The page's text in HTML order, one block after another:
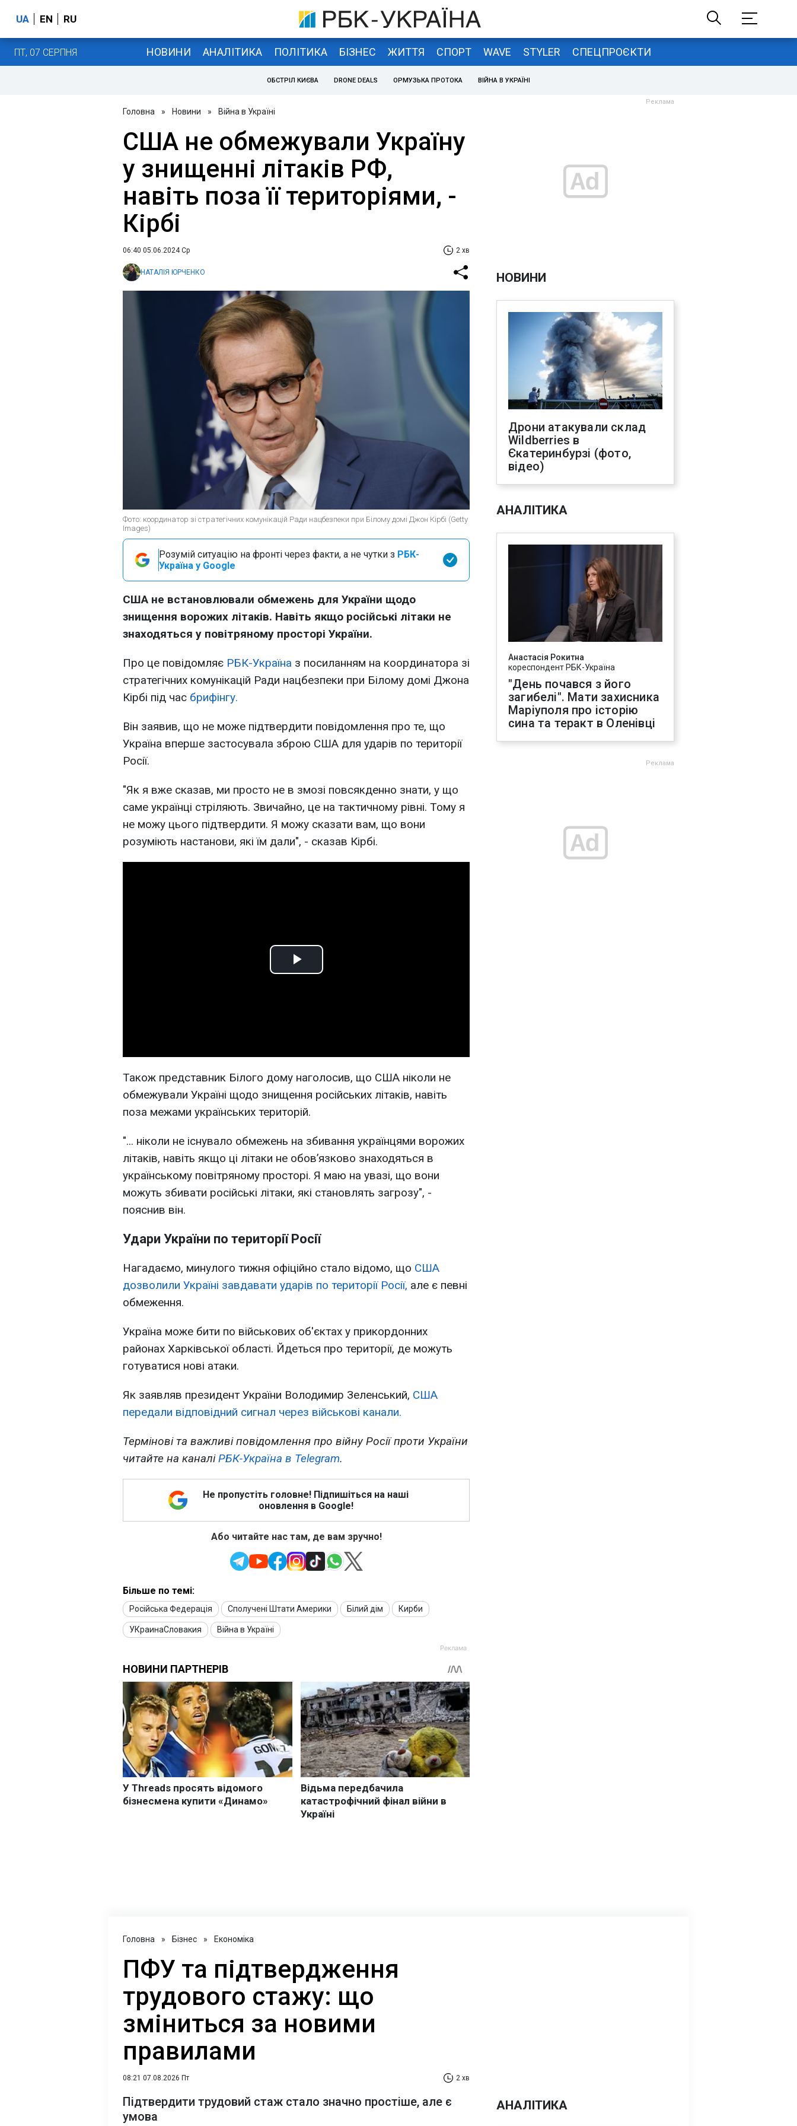
UA EN RU
ПТ, 07 СЕРПНЯ НОВИНИ АНАЛІТИКА ПОЛІТИКА БІЗНЕС ЖИТТЯ СПОРТ WAVE STYLER СПЕЦПРОЄКТИ
ОБСТРІЛ КИЄВА DRONE DEALS ОРМУЗЬКА ПРОТОКА ВІЙНА В УКРАЇНІ
Головна » Новини » Війна в Україні
США не обмежували Україну
у знищенні літаків РФ,
навіть поза її територіями, -
Кірбі
06:40 05.06.2024 Ср 2 хв
НАТАЛІЯ ЮРЧЕНКО
Фото: координатор зі стратегічних комунікацій Ради нацбезпеки при Білому домі Джон Кірбі (Getty
Images)
Розумій ситуацію на фронті через факти, а не чутки з РБК-
Україна у Google
США не встановлювали обмежень для України щодо
знищення ворожих літаків. Навіть якщо російські літаки не
знаходяться у повітряному просторі України.
Про це повідомляє РБК-Україна з посиланням на координатора зі
стратегічних комунікацій Ради нацбезпеки при Білому домі Джона
Кірбі під час брифінгу.
Він заявив, що не може підтвердити повідомлення про те, що
Україна вперше застосувала зброю США для ударів по території
Росії.
"Як я вже сказав, ми просто не в змозі повсякденно знати, у що
саме українці стріляють. Звичайно, це на тактичному рівні. Тому я
не можу цього підтвердити. Я можу сказати вам, що вони
розуміють настанови, які їм дали", - сказав Кірбі.
Play
Також представник Білого дому наголосив, що США ніколи не
обмежували Україні щодо знищення російських літаків, навіть
поза межами українських територій.
"... ніколи не існувало обмежень на збивання українцями ворожих
літаків, навіть якщо ці літаки не обов’язково знаходяться в
українському повітряному просторі. Я маю на увазі, що вони
можуть збивати російські літаки, які становлять загрозу", -
пояснив він.
Удари України по території Росії
Нагадаємо, минулого тижня офіційно стало відомо, що США
дозволили Україні завдавати ударів по території Росії, але є певні
обмеження.
Україна може бити по військових об'єктах у прикордонних
районах Харківської області. Йдеться про території, де можуть
готуватися нові атаки.
Як заявляв президент України Володимир Зеленський, США
передали відповідний сигнал через військові канали.
Термінові та важливі повідомлення про війну Росії проти України
читайте на каналіРБК-Україна в Telegram.
Не пропустіть головне! Підпишіться на наші
оновлення в Google!
Або читайте нас там, де вам зручно!
Більше по темі:
Російська Федерація Сполучені Штати Америки Білий дім Кирби
УКраинаСловакия Війна в Україні
НОВИНИ
Дрони атакували склад
Wildberries в
Єкатеринбурзі (фото,
відео)
АНАЛІТИКА
Анастасія Рокитна
кореспондент РБК-Україна
"День почався з його
загибелі". Мати захисника
Маріуполя про історію
сина та теракт в Оленівці
Головна » Бізнес » Економіка
ПФУ та підтвердження
трудового стажу: що
зміниться за новими
правилами
08:21 07.08.2026 Пт 2 хв
Підтвердити трудовий стаж стало значно простіше, але є
умова
АНАЛІТИКА